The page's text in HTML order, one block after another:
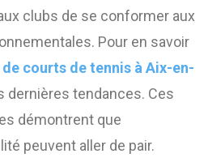
clubs de se conformer aux
Pour en savoir
courts de tennis à Aix-en-
dernières tendances. Ces
démontrent que
peuvent aller de pair.